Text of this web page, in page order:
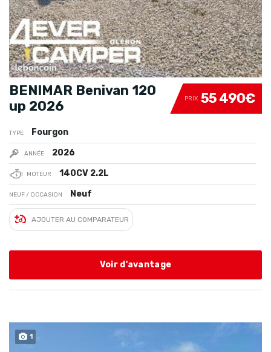
PRIX 55 490€
BENIMAR Benivan 120
up 2026
TYPE Fourgon
ANNÉE 2026
MOTEUR 140CV 2.2L
NEUF / OCCASION Neuf
AJOUTER AU COMPARATEUR
Voir d'avantage
1